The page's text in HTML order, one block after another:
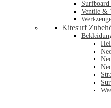
Surfboard
Ventile &
Werkzeuge
Kitesurf